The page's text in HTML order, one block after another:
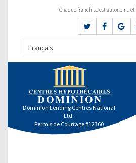
Chaque franchise est autonome
Français
Dominion Lending Centres National
Ltd.
Permis de Courtage #12360